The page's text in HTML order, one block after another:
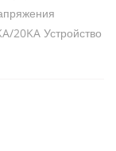
20KA Устройство